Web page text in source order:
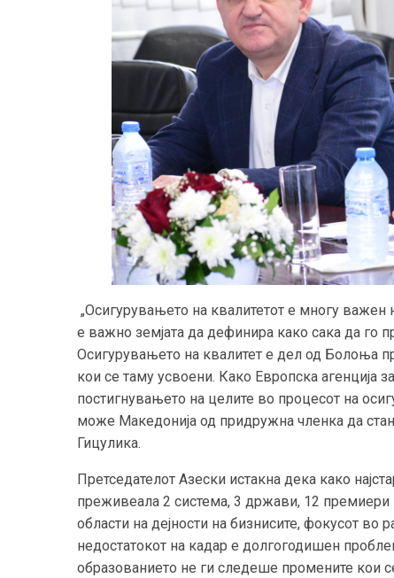
„Осигурувањето на квалитетот е многу
е важно земјата да дефинира како сака да го
Осигурувањето на квалитет е дел од Болоња
кои се таму усвоени. Како Европска агенција
постигнувањето на целите во процесот на
може Македонија од придружна членка да
Гицулика.
Претседателот Азески истакна дека како
преживеала 2 система, 3 држави, 12 премиери
области на дејности на бизнисите, фокусот во
недостатокот на кадар е долгогодишен
образованието не ги следеше промените кои